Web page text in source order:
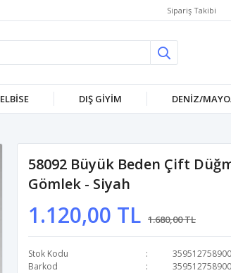
Sipariş Takibi
ELBİSE DIŞ GİYİM DENİZ/
58092 Büyük Beden Çift
Gömlek - Siyah
1.120,00 TL 1.680,00 TL
Stok Kodu
Barkod